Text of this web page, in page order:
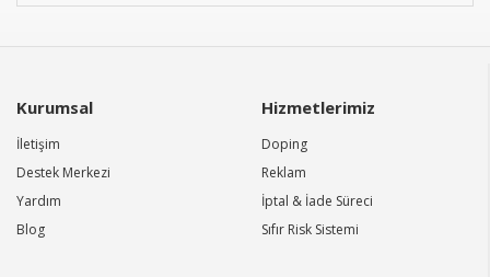
Kurumsal
İletişim
Destek Merkezi
Yardım
Blog
Hizmetlerimiz
Doping
Reklam
İptal & İade Süreci
Sıfır Risk Sistemi